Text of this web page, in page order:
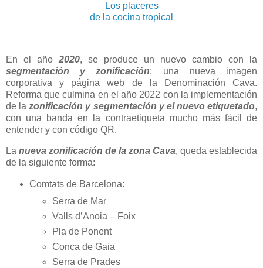
Los placeres
de la cocina tropical
En el año 2020, se produce un nuevo cambio con la
segmentación y zonificación; una nueva imagen
corporativa y página web de la Denominación Cava.
Reforma que culmina en el año 2022 con la implementación
de lazonificación y segmentación y el nuevo etiquetado,
con una banda en la contraetiqueta mucho más fácil de
entender y con código QR.
La nueva zonificación de la zona Cava, queda establecida
de la siguiente forma:
Comtats de Barcelona:
Serra de Mar
Valls d’Anoia – Foix
Pla de Ponent
Conca de Gaia
Serra de Prades